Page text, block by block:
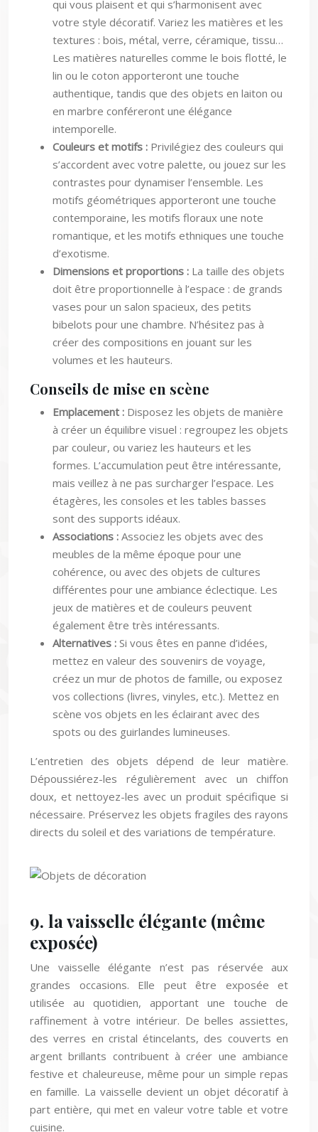
votre style décoratif. Variez les matières et les
textures : bois, métal, verre, céramique, tissu…
Les matières naturelles comme le bois flotté, le
lin ou le coton apporteront une touche
authentique, tandis que des objets en laiton ou
en marbre conféreront une élégance
intemporelle.
Couleurs et motifs :
s’accordent avec votre palette, ou jouez sur les
contrastes pour dynamiser l’ensemble. Les
motifs géométriques apporteront une touche
contemporaine, les motifs floraux une note
romantique, et les motifs ethniques une touche
d’exotisme.
Dimensions et proportions :
doit être proportionnelle à l’espace : de grands
vases pour un salon spacieux, des petits
bibelots pour une chambre. N’hésitez pas à
créer des compositions en jouant sur les
volumes et les hauteurs.
à créer un équilibre visuel : regroupez les objets
par couleur, ou variez les hauteurs et les
formes. L’accumulation peut être intéressante,
mais veillez à ne pas surcharger l’espace. Les
étagères, les consoles et les tables basses
sont des supports idéaux.
Associations :Associez les objets avec des
meubles de la même époque pour une
cohérence, ou avec des objets de cultures
différentes pour une ambiance éclectique. Les
jeux de matières et de couleurs peuvent
également être très intéressants.
Alternatives :Si vous êtes en panne d’idées,
mettez en valeur des souvenirs de voyage,
créez un mur de photos de famille, ou exposez
vos collections (livres, vinyles, etc.). Mettez en
scène vos objets en les éclairant avec des
spots ou des guirlandes lumineuses.
Dépoussiérez-les régulièrement avec un chiffon
doux, et nettoyez-les avec un produit spécifique si
nécessaire. Préservez les objets fragiles des rayons
directs du soleil et des variations de température.
9. la vaisselle élégante (même
exposée)
Une vaisselle élégante n’est pas réservée aux
grandes occasions. Elle peut être exposée et
utilisée au quotidien, apportant une touche de
raffinement à votre intérieur. De belles assiettes,
des verres en cristal étincelants, des couverts en
argent brillants contribuent à créer une ambiance
festive et chaleureuse, même pour un simple repas
en famille. La vaisselle devient un objet décoratif à
part entière, qui met en valeur votre table et votre
cuisine.